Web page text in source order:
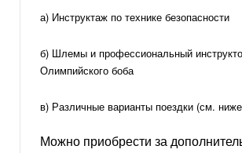
медленно стартуете, а затем достигаете
трассы!
построенный в 1986 году, длиной 1 км,
120 км / ч.
а) Инструктаж по технике безопасности
б) Шлемы и профессиональный
Олимпийского боба
в) Различные варианты поездки (см.
Можно приобрести за